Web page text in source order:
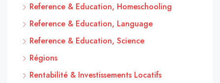
Reference & Education, Homeschooling
Reference & Education, Language
Reference & Education, Science
Régions
Rentabilité & Investissements Locatifs